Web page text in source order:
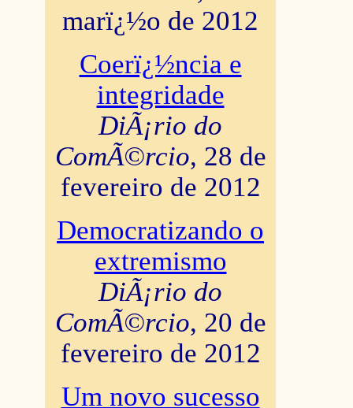
marï¿½o de 2012
Coerï¿½ncia e
integridade
DiÃ¡rio do
ComÃ©rcio, 28 de
fevereiro de 2012
Democratizando o
extremismo
DiÃ¡rio do
ComÃ©rcio, 20 de
fevereiro de 2012
Um novo sucesso